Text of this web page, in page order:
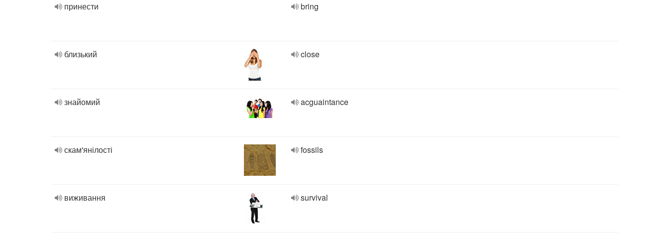
принести bring
близький close
знайомий acguaintance
скам'янілості fossils
виживання survival